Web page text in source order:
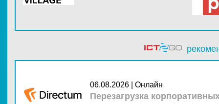
06.08.2026 | Онлайн
Перезагрузка